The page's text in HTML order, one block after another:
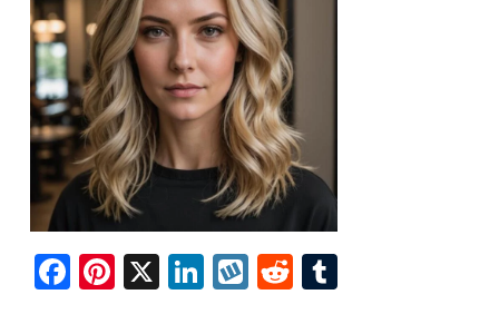
F
Pi X
Li W R